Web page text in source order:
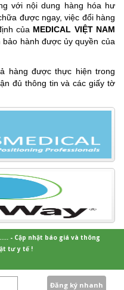
với nội dung hàng hóa hư
được ngay, việc đổi hàng
của MEDICAL VIỆT NAM
hành được ủy quyền của
hàng được thực hiện trong
đủ thông tin và các giấy tờ
- Cập nhật báo giá và thông
tư y tế !